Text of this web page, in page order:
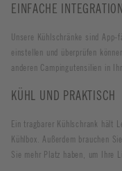
EINFACHE INTEGRATION
Unsere Kühlschränke sind
einstellen und überprüfen
anderen Campingutensilien in
KÜHL UND PRAKTISCH
Ein tragbarer Kühlschrank hält
Kühlbox. Außerdem brauchen
Sie mehr Platz haben, um Ihre